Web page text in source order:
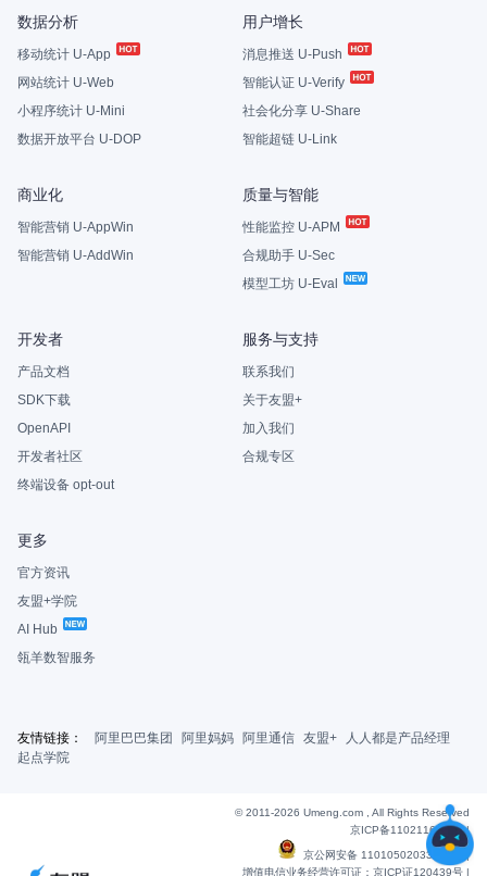
数据分析
移动统计 U-App
网站统计 U-Web
小程序统计 U-Mini
数据开放平台 U-DOP
用户增长
消息推送 U-Push
智能认证 U-Verify
社会化分享 U-Share
智能超链 U-Link
商业化
智能营销 U-AppWin
智能营销 U-AddWin
质量与智能
性能监控 U-APM
合规助手 U-Sec
模型工坊 U-Eval
开发者
产品文档
SDK下载
OpenAPI
开发者社区
终端设备 opt-out
服务与支持
联系我们
关于友盟+
加入我们
合规专区
更多
官方资讯
友盟+学院
AI Hub
瓴羊数智服务
友情链接： 阿里巴巴集团 阿里妈妈 阿里通信 友盟+
人人都是产品经理
起点学院
© 2011-2026 Umeng.com , All Rights Reserved
京ICP备11021163号-6|
京公网安备 11010502033607号
|
增值电信业务经营许可证：京ICP证120439号 |